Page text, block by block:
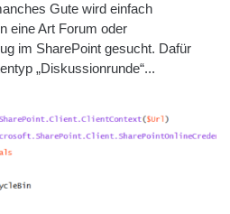
Gute wird einfach
eine Art Forum oder
im SharePoint gesucht. Dafür
„Diskussionrunde“...